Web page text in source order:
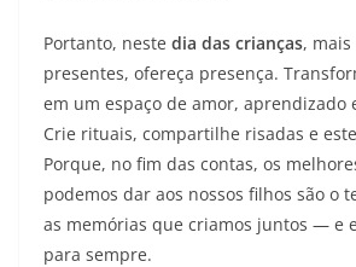
Portanto, neste dia das crianças,
presentes, ofereça presença.
em um espaço de amor, aprendizado
Crie rituais, compartilhe risadas e
Porque, no fim das contas, os
podemos dar aos nossos filhos são o
as memórias que criamos juntos — e
para sempre.